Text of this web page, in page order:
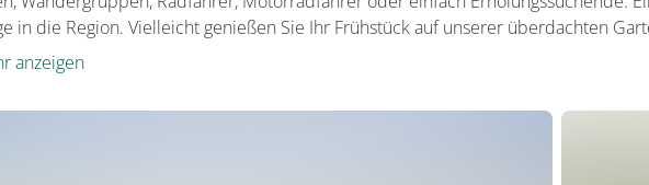
in die Region. Vielleicht genießen Sie Ihr Frühstück auf unserer überdachten
anzeigen